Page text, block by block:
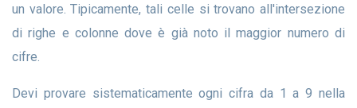
un valore. Tipicamente, tali celle si trovano all'intersezione
di righe e colonne dove è già noto il maggior numero di
cifre.
Devi provare sistematicamente ogni cifra da 1 a 9 nella